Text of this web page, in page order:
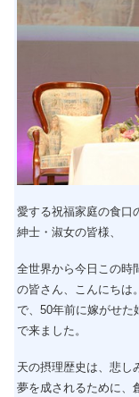
愛する祝福家庭の食口
紳士・淑女の皆様、
全世界から今日この時
の皆さん、こんにちは
で、50年前に嫁がせた
で来ました。
天の摂理歴史は、悲し
夢を成されるために、